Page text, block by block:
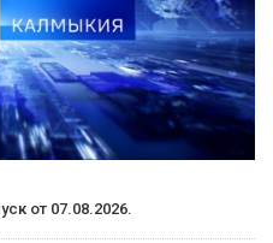
от 07.08.2026.